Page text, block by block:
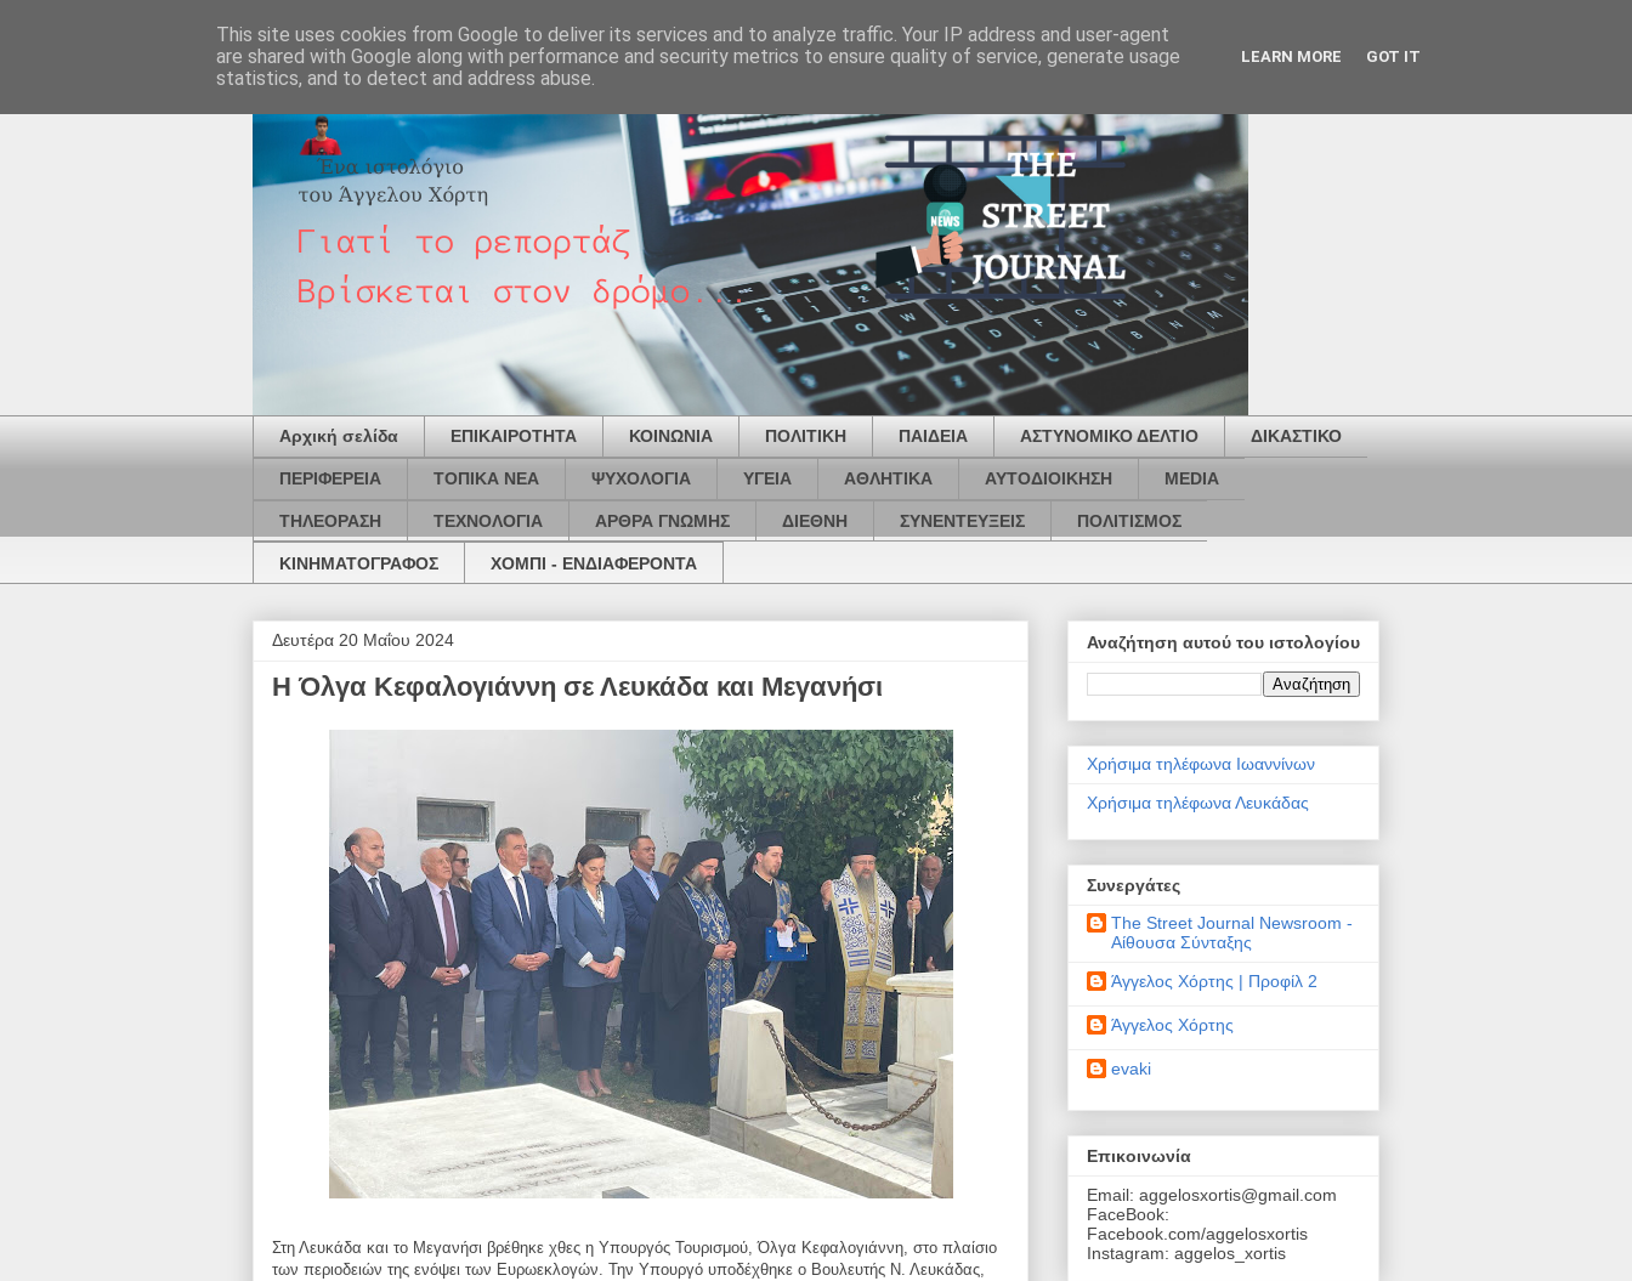
Αρχική σελίδα ΕΠΙΚΑΙΡΟΤΗΤΑ ΚΟΙΝΩΝΙΑ ΠΟΛΙΤΙΚΗ ΠΑΙΔΕΙΑ ΑΣΤΥΝΟΜΙΚΟ ΔΕΛΤΙΟ ΔΙΚΑΣΤΙΚΟ
ΠΕΡΙΦΕΡΕΙΑ ΤΟΠΙΚΑ ΝΕΑ ΨΥΧΟΛΟΓΙΑ ΥΓΕΙΑ ΑΘΛΗΤΙΚΑ ΑΥΤΟΔΙΟΙΚΗΣΗ MEDIA
ΤΗΛΕΟΡΑΣΗ ΤΕΧΝΟΛΟΓΙΑ ΑΡΘΡΑ ΓΝΩΜΗΣ ΔΙΕΘΝΗ ΣΥΝΕΝΤΕΥΞΕΙΣ ΠΟΛΙΤΙΣΜΟΣ
ΚΙΝΗΜΑΤΟΓΡΑΦΟΣ ΧΟΜΠΙ - ΕΝΔΙΑΦΕΡΟΝΤΑ
Δευτέρα 20 Μαΐου 2024
Η Όλγα Κεφαλογιάννη σε Λευκάδα και Μεγανήσι
Στη Λευκάδα και το Μεγανήσι βρέθηκε χθες η Υπουργός Τουρισμού, Όλγα Κεφαλογιάννη, στο πλαίσιο
των περιοδειών της ενόψει των Ευρωεκλογών. Την Υπουργό υποδέχθηκε ο Βουλευτής Ν. Λευκάδας,
Αναζήτηση αυτού του ιστολογίου
Χρήσιμα τηλέφωνα Ιωαννίνων
Χρήσιμα τηλέφωνα Λευκάδας
Συνεργάτες
The Street Journal Newsroom -
Αίθουσα Σύνταξης
Άγγελος Χόρτης | Προφίλ 2
Άγγελος Χόρτης
evaki
Επικοινωνία
Email: aggelosxortis@gmail.com
FaceBook:
Facebook.com/aggelosxortis
Instagram: aggelos_xortis
This site uses cookies from Google to deliver its services and to analyze traffic. Your IP address and user-agent
are shared with Google along with performance and security metrics to ensure quality of service, generate usage
statistics, and to detect and address abuse.
LEARN MORE GOT IT